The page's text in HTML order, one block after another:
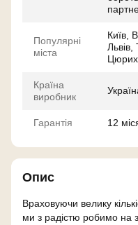
Популярні
міста
Київ,
Львів,
Країна
виробник
Гарантія 12
Опис
Враховуючи велику
ми з радістю робимо на